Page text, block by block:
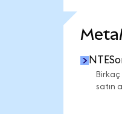
Birkaç
satın